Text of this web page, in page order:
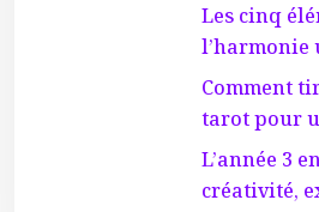
Les cinq
l’harmonie
Comment
tarot pour
L’année 3
créativité,